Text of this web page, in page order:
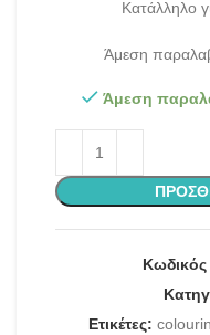
Κατάλληλο
Άμεση
Άμεση
Ετικέτες: